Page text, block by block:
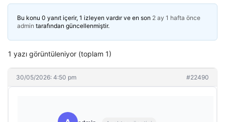
Bu konu 0 yanıt içerir, 1 izleyen vardır ve en son 2 ay 1 hafta önce
admin tarafından güncellenmiştir.
1 yazı görüntüleniyor (toplam 1)
30/05/2026: 4:50 pm #22490